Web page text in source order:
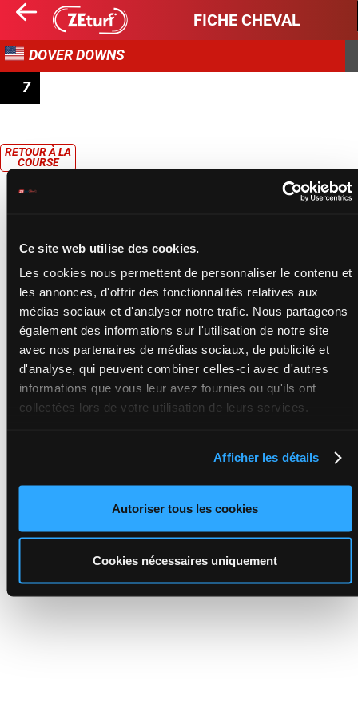
Ce site web utilise des cookies.
Les cookies nous permettent de personnaliser le contenu et
les annonces, d'offrir des fonctionnalités relatives aux
médias sociaux et d'analyser notre trafic. Nous partageons
également des informations sur l'utilisation de notre site
avec nos partenaires de médias sociaux, de publicité et
d'analyse, qui peuvent combiner celles-ci avec d'autres
informations que vous leur avez fournies ou qu'ils ont
collectées lors de votre utilisation de leurs services.
Afficher les détails
Autoriser tous les cookies
Cookies nécessaires uniquement
FICHE CHEVAL
DOVER DOWNS
7
RETOUR À LA
COURSE